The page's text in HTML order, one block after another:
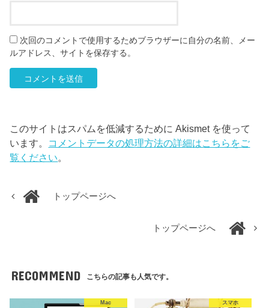
次回のコメントで使用するためブラウザーに自分の名前、メー
ルアドレス、サイトを保存する。
このサイトはスパムを低減するために Akismet を使って
います。 コメントデータの処理方法の詳細はこちらをご
覧ください。
トップページへ
トップページへ
RECOMMEND こちらの記事も人気です。
Mac スマホ